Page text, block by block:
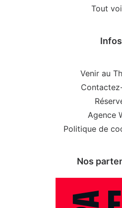
Tout
Infos
Venir au
Agence
Politique de
Nos